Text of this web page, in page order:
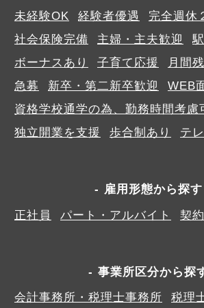
未経験OK
経験者優遇
完全週休
社会保険完備
主婦・主夫歓迎
ボーナスあり
子育て応援
月間
急募
新卒・第二新卒歓迎
WEB
資格学校通学の為、勤務時間考慮
独立開業を支援
歩合制あり テ
雇用形態から探す
正社員
パート・アルバイト 契
事業所区分から探
会計事務所・税理士事務所
税理